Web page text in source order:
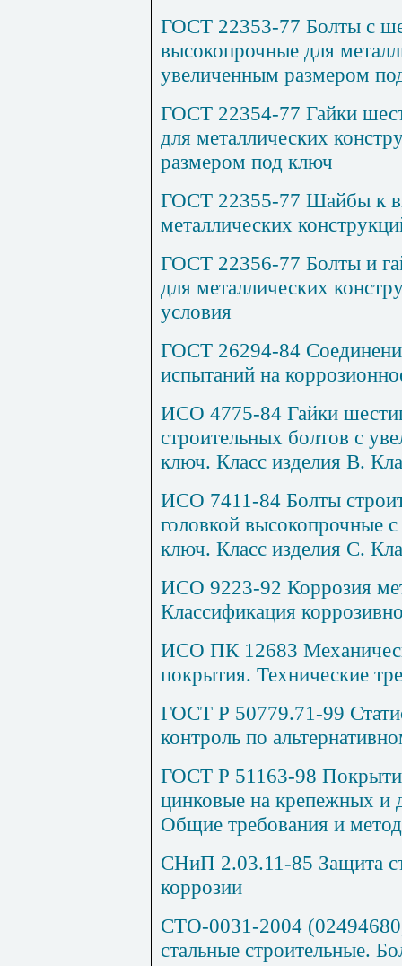
ГОСТ 22353-77 Болты с
высокопрочные для
увеличенным размером
ГОСТ 22354-77 Гайки
для металлических
размером под ключ
ГОСТ 22355-77 Шайбы к
металлических
ГОСТ 22356-77 Болты и
для металлических
условия
ГОСТ 26294-84
испытаний на
ИСО 4775-84 Гайки
строительных болтов с
ключ. Класс изделия В.
ИСО 7411-84 Болты
головкой высокопрочные
ключ. Класс изделия С.
ИСО 9223-92 Коррозия
Классификация
ИСО ПК 12683
покрытия. Технические
ГОСТ Р 50779.71-99
контроль по
ГОСТ Р 51163-98
цинковые на крепежных и
Общие требования и
СНиП 2.03.11-85 Защита
коррозии
СТО-0031-2004
стальные строительные.